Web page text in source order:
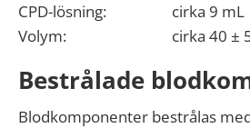
CPD-lösning: cirka 9 mL
Volym: cirka 40 ± 5
Bestrålade
Blodkomponenter bestrålas